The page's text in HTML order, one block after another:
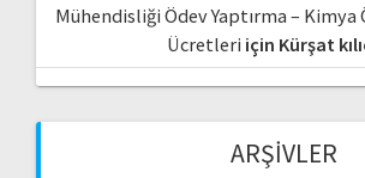
Mühendisliği Ödev Yaptırma – Kimya
Ücretleri için Kürşat
ARŞIVLER